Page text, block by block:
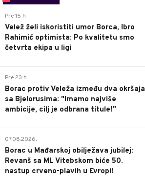
Pre 15 h
Velež želi iskoristiti umor Borca, Ibro
Rahimić optimista: Po kvalitetu smo
četvrta ekipa u ligi
Pre 23 h
Borac protiv Veleža između dva okršaja
sa Bjelorusima: "Imamo najviše
ambicije, cilj je odbrana titule!"
07.08.2026.
Borac u Mađarskoj obilježava jubilej:
Revanš sa ML Vitebskom biće 50.
nastup crveno-plavih u Evropi!